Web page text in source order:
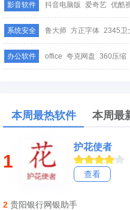
影音软件 抖音电脑版 爱奇艺 优酷
系统安全 鲁大师 方正字体 2345卫
办公软件 office 夸克网盘 360压缩
本周最热软件 本周最
1
护花使者
查看
2 贵阳银行网银助手